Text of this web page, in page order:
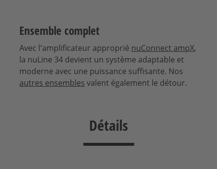
Ensemble complet
Avec l'amplificateur approprié nuConnect ampX,
la nuLine 34 devient un système adaptable et
moderne avec une puissance suffisante. Nos
autres ensembles valent également le détour.
Détails